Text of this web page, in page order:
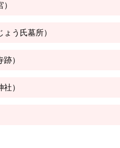
う氏墓所）
）
）